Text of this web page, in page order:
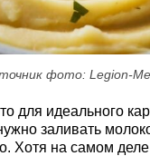
фото: Legion-
для идеального
заливать
Хотя на самом деле